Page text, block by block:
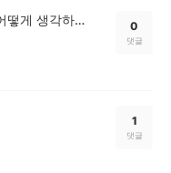
분리수거를 제대로 하지 않는 사람들, 어떻게 생각하세요? 0
댓글
1
댓글